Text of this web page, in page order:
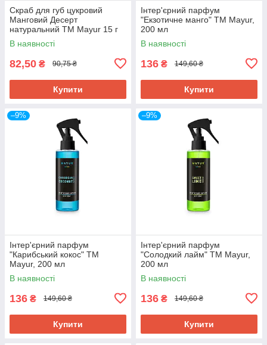
Скраб для губ цукровий
Манговий Десерт
натуральний ТМ Mayur 15 г
В наявності
82,50 ₴ 90,75 ₴
Купити
Інтер'єрний парфум
"Екзотичне манго" ТМ Mayur,
200 мл
В наявності
136 ₴ 149,60 ₴
Купити
–9%
Інтер'єрний парфум
"Карибський кокос" ТМ
Mayur, 200 мл
В наявності
136 ₴ 149,60 ₴
Купити
–9%
Інтер'єрний парфум
"Солодкий лайм" ТМ Mayur,
200 мл
В наявності
136 ₴ 149,60 ₴
Купити